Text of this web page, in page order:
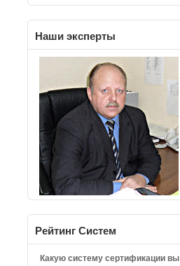
Наши эксперты
Рейтинг Систем
Какую систему сертификации вы